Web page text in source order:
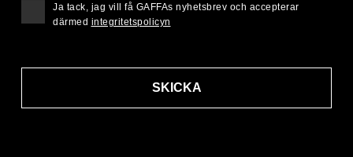
SKICKA
Ja tack, jag vill få GAFFAs nyhetsbrev och accepterar
därmed integritetspolicyn